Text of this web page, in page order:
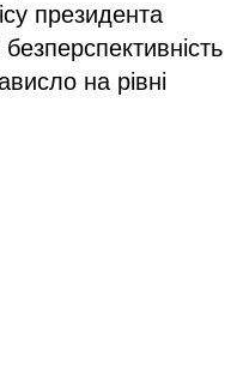
президента
на рівні